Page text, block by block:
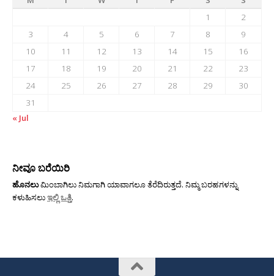
1
2
3
4 5 6 7 8
9
10
11 12 13 14 15
16
17
18 19 20 21 22
23
24
25 26 27 28 29
30
31
« Jul
ನೀವೂ ಬರೆಯಿರಿ
ಹೊನಲುಮಿಂಬಾಗಿಲು ನಿಮಗಾಗಿ ಯಾವಾಗಲೂ ತೆರೆದಿರುತ್ತದೆ. ನಿಮ್ಮ ಬರಹಗಳನ್ನು
ಕಳುಹಿಸಲುಇಲ್ಲಿ ಒತ್ತಿ.